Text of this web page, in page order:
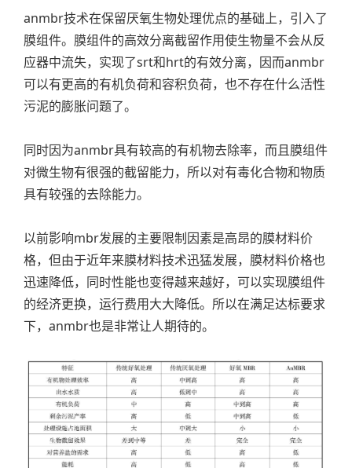
anmbr技术在保留厌氧生物处理优点的基础上，引入了
膜组件。膜组件的高效分离截留作用使生物量不会从反
应器中流失，实现了srt和hrt的有效分离，因而anmbr
可以有更高的有机负荷和容积负荷，也不存在什么活性
污泥的膨胀问题了。
同时因为anmbr具有较高的有机物去除率，而且膜组件
对微生物有很强的截留能力，所以对有毒化合物和物质
具有较强的去除能力。
以前影响mbr发展的主要限制因素是高昂的膜材料价
格，但由于近年来膜材料技术迅猛发展，膜材料价格也
迅速降低，同时性能也变得越来越好，可以实现膜组件
的经济更换，运行费用大大降低。所以在满足达标要求
下，anmbr也是非常让人期待的。